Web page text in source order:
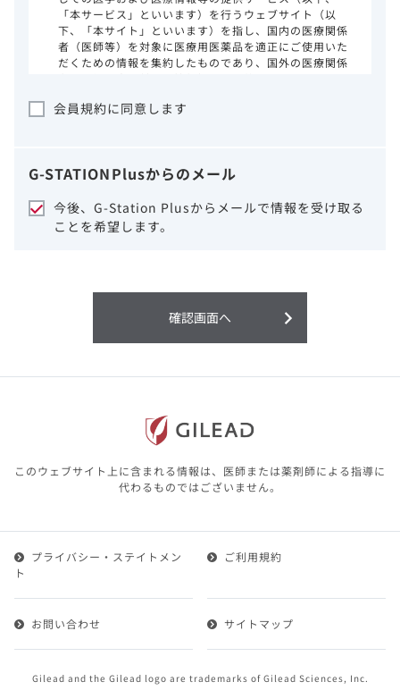
「本サービス」といいます）を行うウェブサイト（以
下、「本サイト」といいます）を指し、国内の医療関係
者（医師等）を対象に医療用医薬品を適正にご使用いた
だくための情報を集約したものであり、国外の医療関係
事項をご熟読いただき、同意された場合のみご利用くだ
ギリアドは、本サイトのコンテンツについて
細心の注意を払い、正確かつ最新の情報を提
供するように努力をしておりますが、正確
性、確実性、妥当性、有用性、ご利用になら
利用することまたは利用できなかったことよ
り生じる損害については一切の責任を負いか
含む）の情報は、その製品またはその製品の
本サイト内の情報は、医師その他医療関係者
が行なうべきアドバイスやサービスを提供す
るものではありません。本サイトに表示され
ている情報は、決して、医師その他医療関係
1.会員とは、医療関係者の方で、本サービスの利用規約
ービスに登録を申し込みギリアドがこれを承認した方を
いいます。
けることができます。
会員規約に同意します
G-STATIONPlusからのメール
今後、G-Station Plusからメールで情報を受け取る
ことを希望します。
確認画面へ
このウェブサイト上に含まれる情報は、医師または薬剤師による指導に
代わるものではございません。
Gilead and the Gilead logo are trademarks of Gilead Sciences, Inc.
プライバシー・ステイトメン
ト
ご利用規約
お問い合わせ サイトマップ